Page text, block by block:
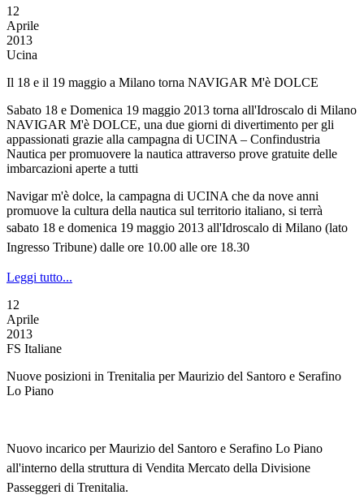
12
Aprile
2013
Ucina
Il 18 e il 19 maggio a Milano torna NAVIGAR M'è DOLCE
Sabato 18 e Domenica 19 maggio 2013 torna all'Idroscalo di Milano
NAVIGAR M'è DOLCE, una due giorni di divertimento per gli
appassionati grazie alla campagna di UCINA – Confindustria
Nautica per promuovere la nautica attraverso prove gratuite delle
imbarcazioni aperte a tutti
Navigar m'è dolce, la campagna di UCINA che da nove anni
promuove la cultura della nautica sul territorio italiano, si terrà
sabato 18 e domenica 19 maggio 2013 all'Idroscalo di Milano (lato
Ingresso Tribune) dalle ore 10.00 alle ore 18.30
Leggi tutto...
12
Aprile
2013
FS Italiane
Nuove posizioni in Trenitalia per Maurizio del Santoro e Serafino
Lo Piano
Nuovo incarico per Maurizio del Santoro e Serafino Lo Piano
all'interno della struttura di Vendita Mercato della Divisione
Passeggeri di Trenitalia.